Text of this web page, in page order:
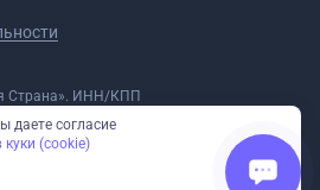
Страна». ИНН/КПП
1185958020533
№ 59-18-006319 (Приказ № 321 от
изображений и текстов возможно
даете согласие
(cookie)